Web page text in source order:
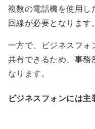
複数の電話機を使用し
回線が必要となります。
一方で、ビジネスフォ
共有できるため、事務
なります。
ビジネスフォンには主